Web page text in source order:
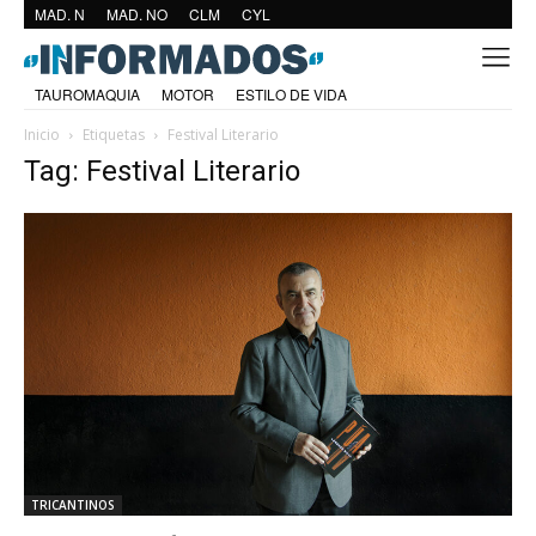
MAD. N MAD. NO CLM CYL
TAUROMAQUIA MOTOR
ESTILO DE VIDA
Inicio
Etiquetas Festival Literario
Tag: Festival Literario
TRICANTINOS